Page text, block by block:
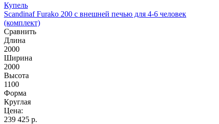
Купель
Scandinaf Furako 200 с внешней печью для 4-6 человек
(комплект)
Сравнить
Длина
2000
Ширина
2000
Высота
1100
Форма
Круглая
Цена:
239 425 р.